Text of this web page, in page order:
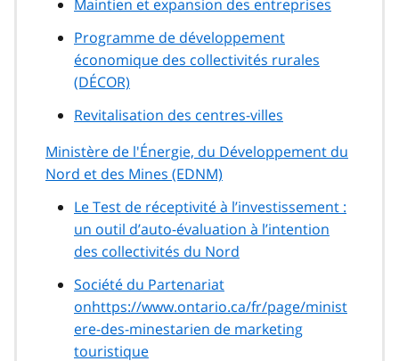
Maintien et expansion des entreprises
Programme de développement
économique des collectivités rurales
(DÉCOR)
Revitalisation des centres-villes
Ministère de l'Énergie, du Développement du
Nord et des Mines (EDNM)
Le Test de réceptivité à l’investissement :
un outil d’auto-évaluation à l’intention
des collectivités du Nord
Société du Partenariat
onhttps://www.ontario.ca/fr/page/minist
ere-des-minestarien de marketing
touristique